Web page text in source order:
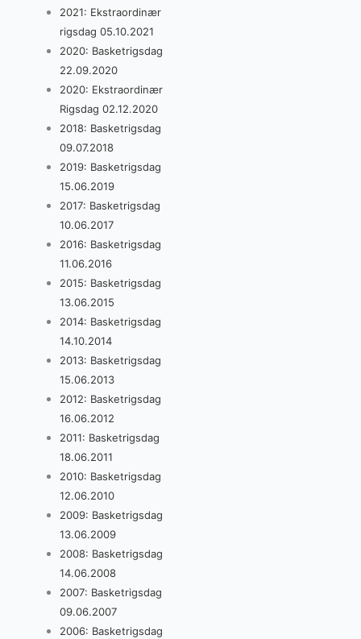
2021: Ekstraordinær
rigsdag 05.10.2021
2020: Basketrigsdag
22.09.2020
2020: Ekstraordinær
Rigsdag 02.12.2020
2018: Basketrigsdag
09.07.2018
2019: Basketrigsdag
15.06.2019
2017: Basketrigsdag
10.06.2017
2016: Basketrigsdag
11.06.2016
2015: Basketrigsdag
13.06.2015
2014: Basketrigsdag
14.10.2014
2013: Basketrigsdag
15.06.2013
2012: Basketrigsdag
16.06.2012
2011: Basketrigsdag
18.06.2011
2010: Basketrigsdag
12.06.2010
2009: Basketrigsdag
13.06.2009
2008: Basketrigsdag
14.06.2008
2007: Basketrigsdag
09.06.2007
2006: Basketrigsdag